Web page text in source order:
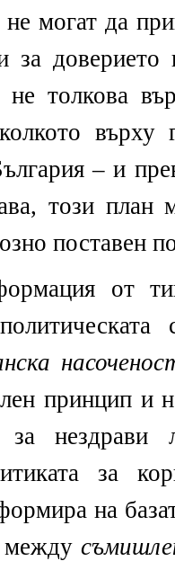
не могат да
за
толкова
върху
– и
този
поставен
от
принцип и
за нездрави
за
на
между